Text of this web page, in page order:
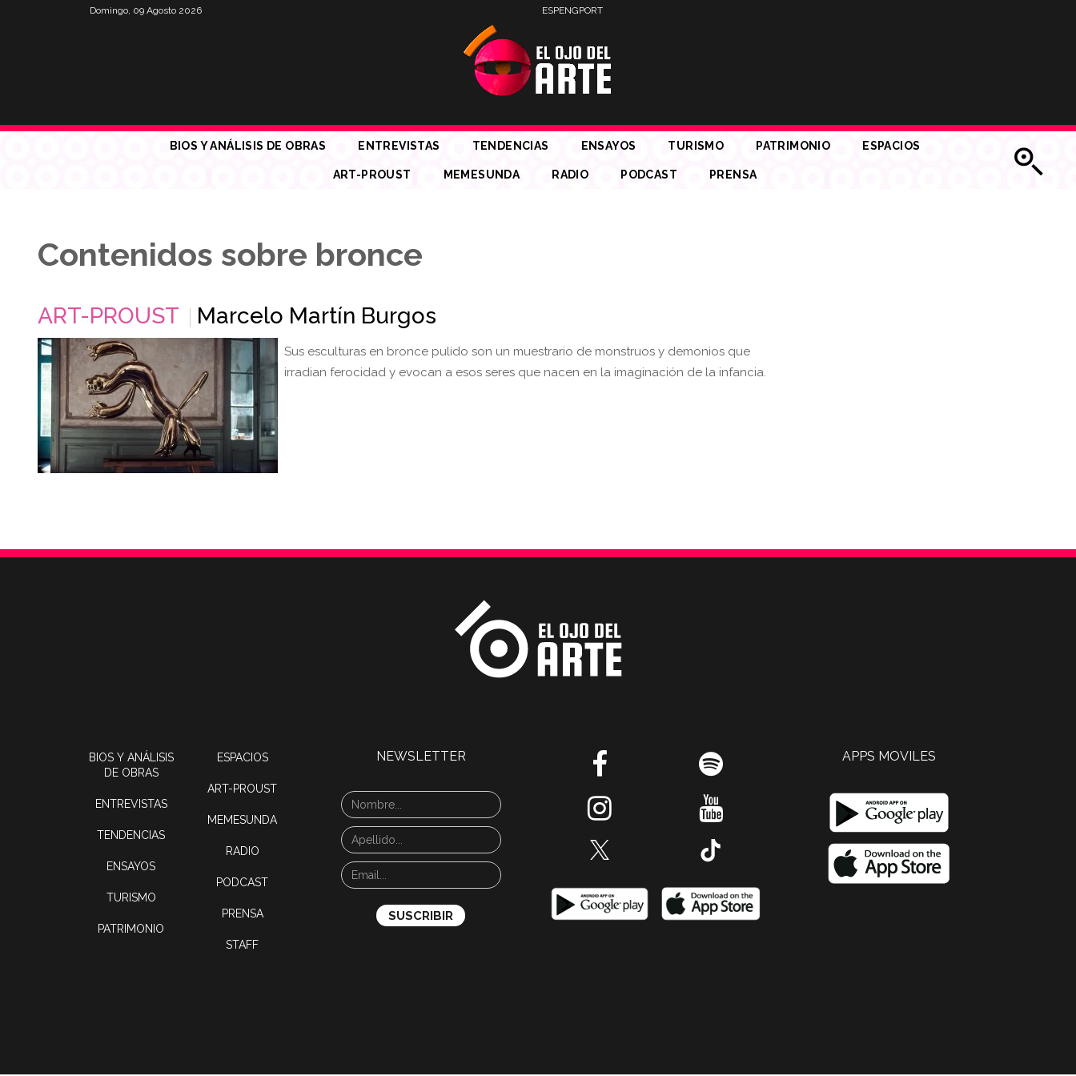
Domingo, 09 Agosto 2026 ESPENGPORT
BIOS Y ANÁLISIS DE OBRAS ENTREVISTAS TENDENCIAS ENSAYOS TURISMO PATRIMONIO ESPACIOS
ART-PROUST MEMESUNDA RADIO PODCAST PRENSA
Contenidos sobre bronce
ART-PROUST Marcelo Martín Burgos
Sus esculturas en bronce pulido son un muestrario de monstruos y demonios que
irradian ferocidad y evocan a esos seres que nacen en la imaginación de la infancia.
BIOS Y ANÁLISIS
DE OBRAS
ENTREVISTAS
TENDENCIAS
ENSAYOS
TURISMO
PATRIMONIO
ESPACIOS
ART-PROUST
MEMESUNDA
RADIO
PODCAST
PRENSA
STAFF
NEWSLETTER APPS MOVILES